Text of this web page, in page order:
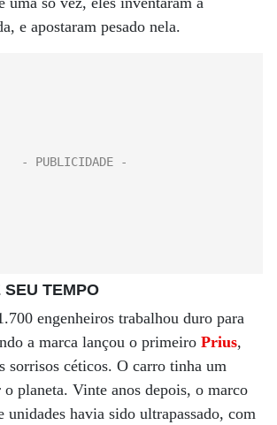
e apostaram pesado nela.
TEMPO
engenheiros trabalhou duro para
a marca lançou o primeiro Prius,
sorrisos céticos. O carro tinha um
planeta. Vinte anos depois, o marco
unidades havia sido ultrapassado, com